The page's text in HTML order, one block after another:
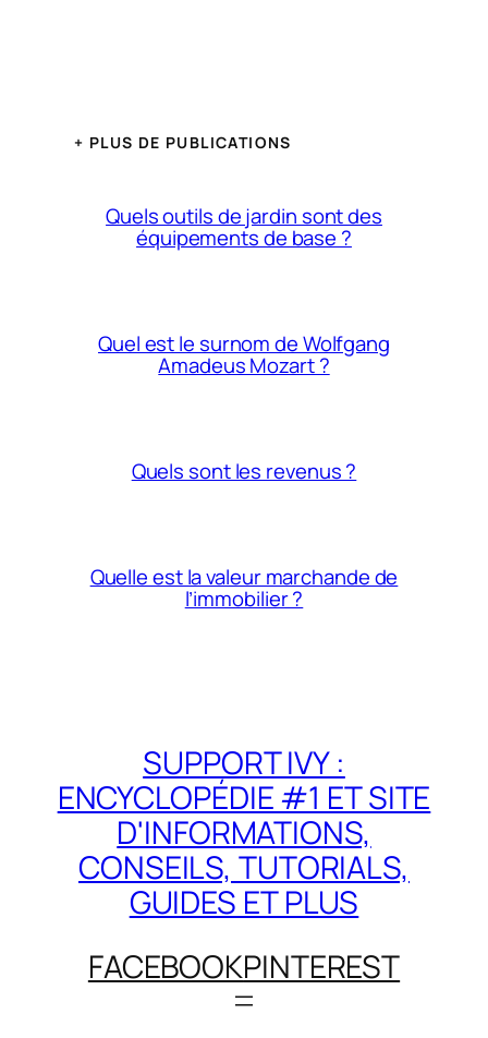
+ PLUS DE PUBLICATIONS
Quels outils de jardin sont des
équipements de base ?
Quel est le surnom de Wolfgang
Amadeus Mozart ?
Quels sont les revenus ?
Quelle est la valeur marchande de
l’immobilier ?
SUPPORT IVY :
ENCYCLOPÉDIE #1 ET SITE
D'INFORMATIONS,
CONSEILS, TUTORIALS,
GUIDES ET PLUS
FACEBOOKPINTEREST